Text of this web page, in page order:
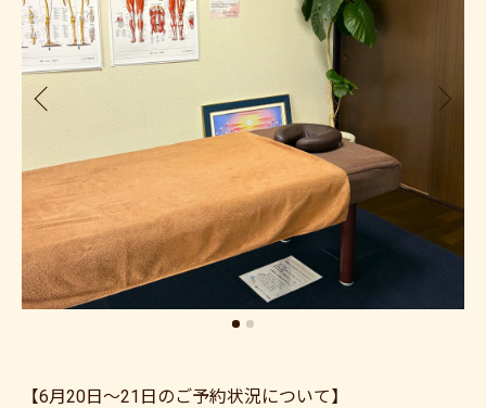
【6月20日～21日のご予約状況について】